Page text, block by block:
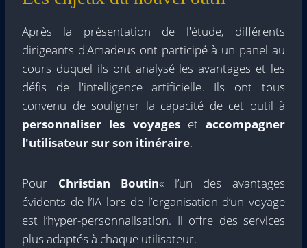
Après la présentation de l'étude, différents
dirigeants d'Amadeus ont participé à un panel au
cours duquel ils ont analysé les avantages et les
défis de l'intelligence artificielle. Ils ont tous
convenu de souligner la capacité de cet outil à
personnaliser les voyageset accompagner
l'utilisateur sur son itinéraire.
Pour Christian Boutin« l’un des avantages
évidents de l’IA lors de l’organisation d’un voyage
est l’hyper-personnalisation. Il offre des services
plus adaptés à chaque utilisateur.